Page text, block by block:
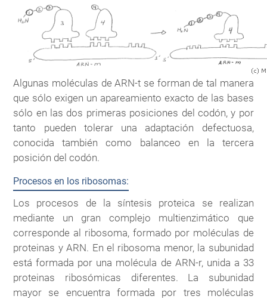
Algunas moléculas de ARN-t se forman de tal manera
que sólo exigen un apareamiento exacto de las bases
sólo en las dos primeras posiciones del codón, y por
tanto pueden tolerar una adaptación defectuosa,
conocida también como balanceo en la tercera
posición del codón.
Procesos en los ribosomas:
Los procesos de la síntesis proteica se realizan
mediante un gran complejo multienzimático que
corresponde al ribosoma, formado por moléculas de
proteinas y ARN. En el ribosoma menor, la subunidad
está formada por una molécula de ARN-r, unida a 33
proteinas ribosómicas diferentes. La subunidad
mayor se encuentra formada por tres moléculas